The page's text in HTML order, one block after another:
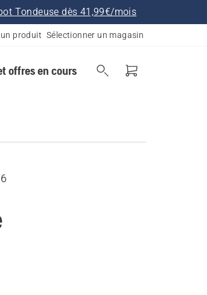
Tondeuse dès 41,99€/mois
produit Sélectionner un magasin
offres en cours